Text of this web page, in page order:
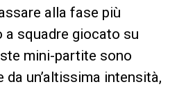
alla fase più
a squadre giocato su
mini-partite sono
un’altissima intensità,